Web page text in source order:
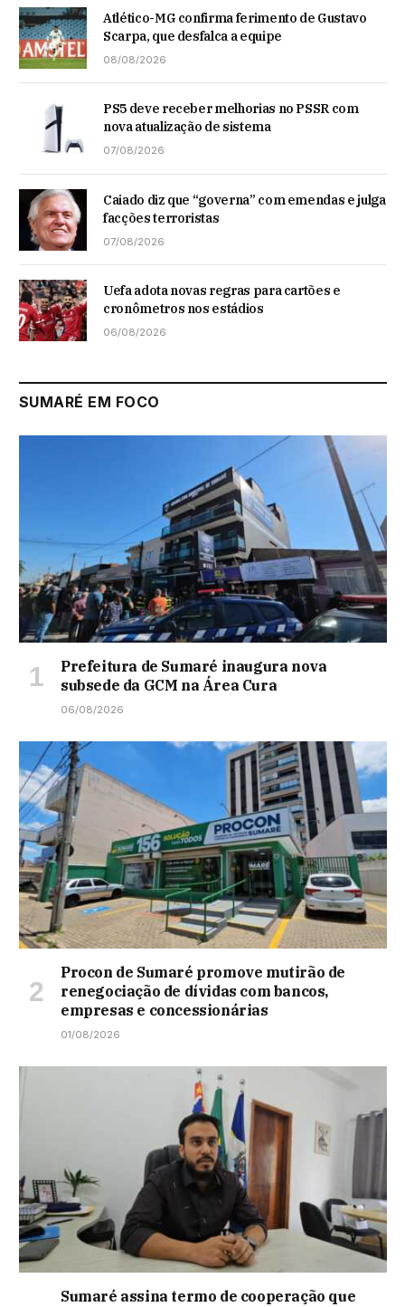
Atlético-MG confirma ferimento de Gustavo
Scarpa, que desfalca a equipe
08/08/2026
PS5 deve receber melhorias no PSSR com
nova atualização de sistema
07/08/2026
Caiado diz que “governa” com emendas e julga
facções terroristas
07/08/2026
Uefa adota novas regras para cartões e
cronômetros nos estádios
06/08/2026
SUMARÉ EM FOCO
Prefeitura de Sumaré inaugura nova
subsede da GCM na Área Cura
06/08/2026
Procon de Sumaré promove mutirão de
renegociação de dívidas com bancos,
empresas e concessionárias
01/08/2026
Sumaré assina termo de cooperação que